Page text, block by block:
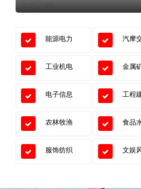
能源电力 汽摩
工业机电 金属
电子信息 工程
农林牧渔 食品
服饰纺织 文娱